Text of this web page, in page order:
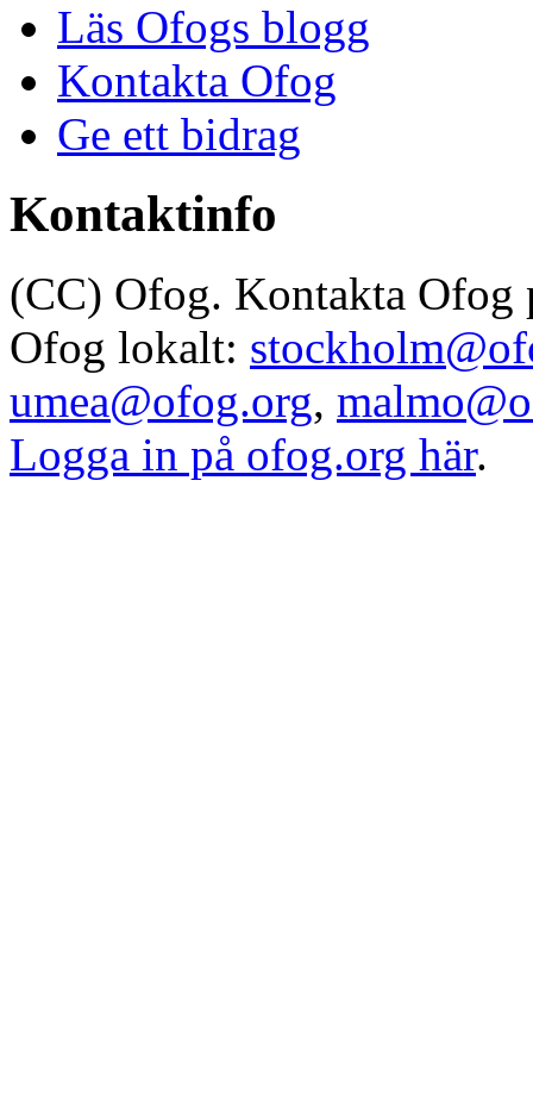
Läs Ofogs blogg
Kontakta Ofog
Ge ett bidrag
Kontaktinfo
(CC) Ofog. Kontakta Ofog
Ofog lokalt:
umea@ofog.org,
Logga in på ofog.org här.